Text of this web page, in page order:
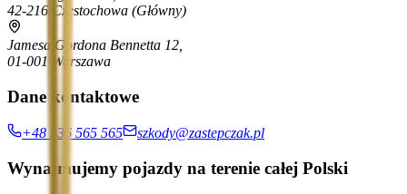
42-216 Częstochowa (Główny)
Jamesa Gordona Bennetta 12,
01-001 Warszawa
Dane kontaktowe
+48 536 565 565 szkody@zastepczak.pl
Wynajmujemy pojazdy na terenie całej Polski